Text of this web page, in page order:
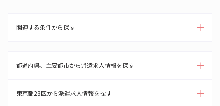
関連する条件から探す
都道府県、主要都市から派遣求人情報を探す
東京都23区から派遣求人情報を探す